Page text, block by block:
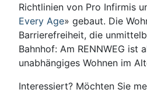
Richtlinien von Pro Infirmis
Every Age» gebaut. Die
Barrierefreiheit, die
Bahnhof: Am RENNWEG ist
unabhängiges Wohnen im
Interessiert? Möchten Sie